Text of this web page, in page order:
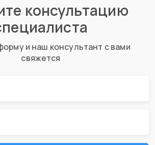
консультацию
и наш консультант с вами
свяжется